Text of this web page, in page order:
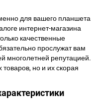
для вашего планшета
интернет-магазина
качественные
прослужат вам
многолетней репутацией.
но и их скорая